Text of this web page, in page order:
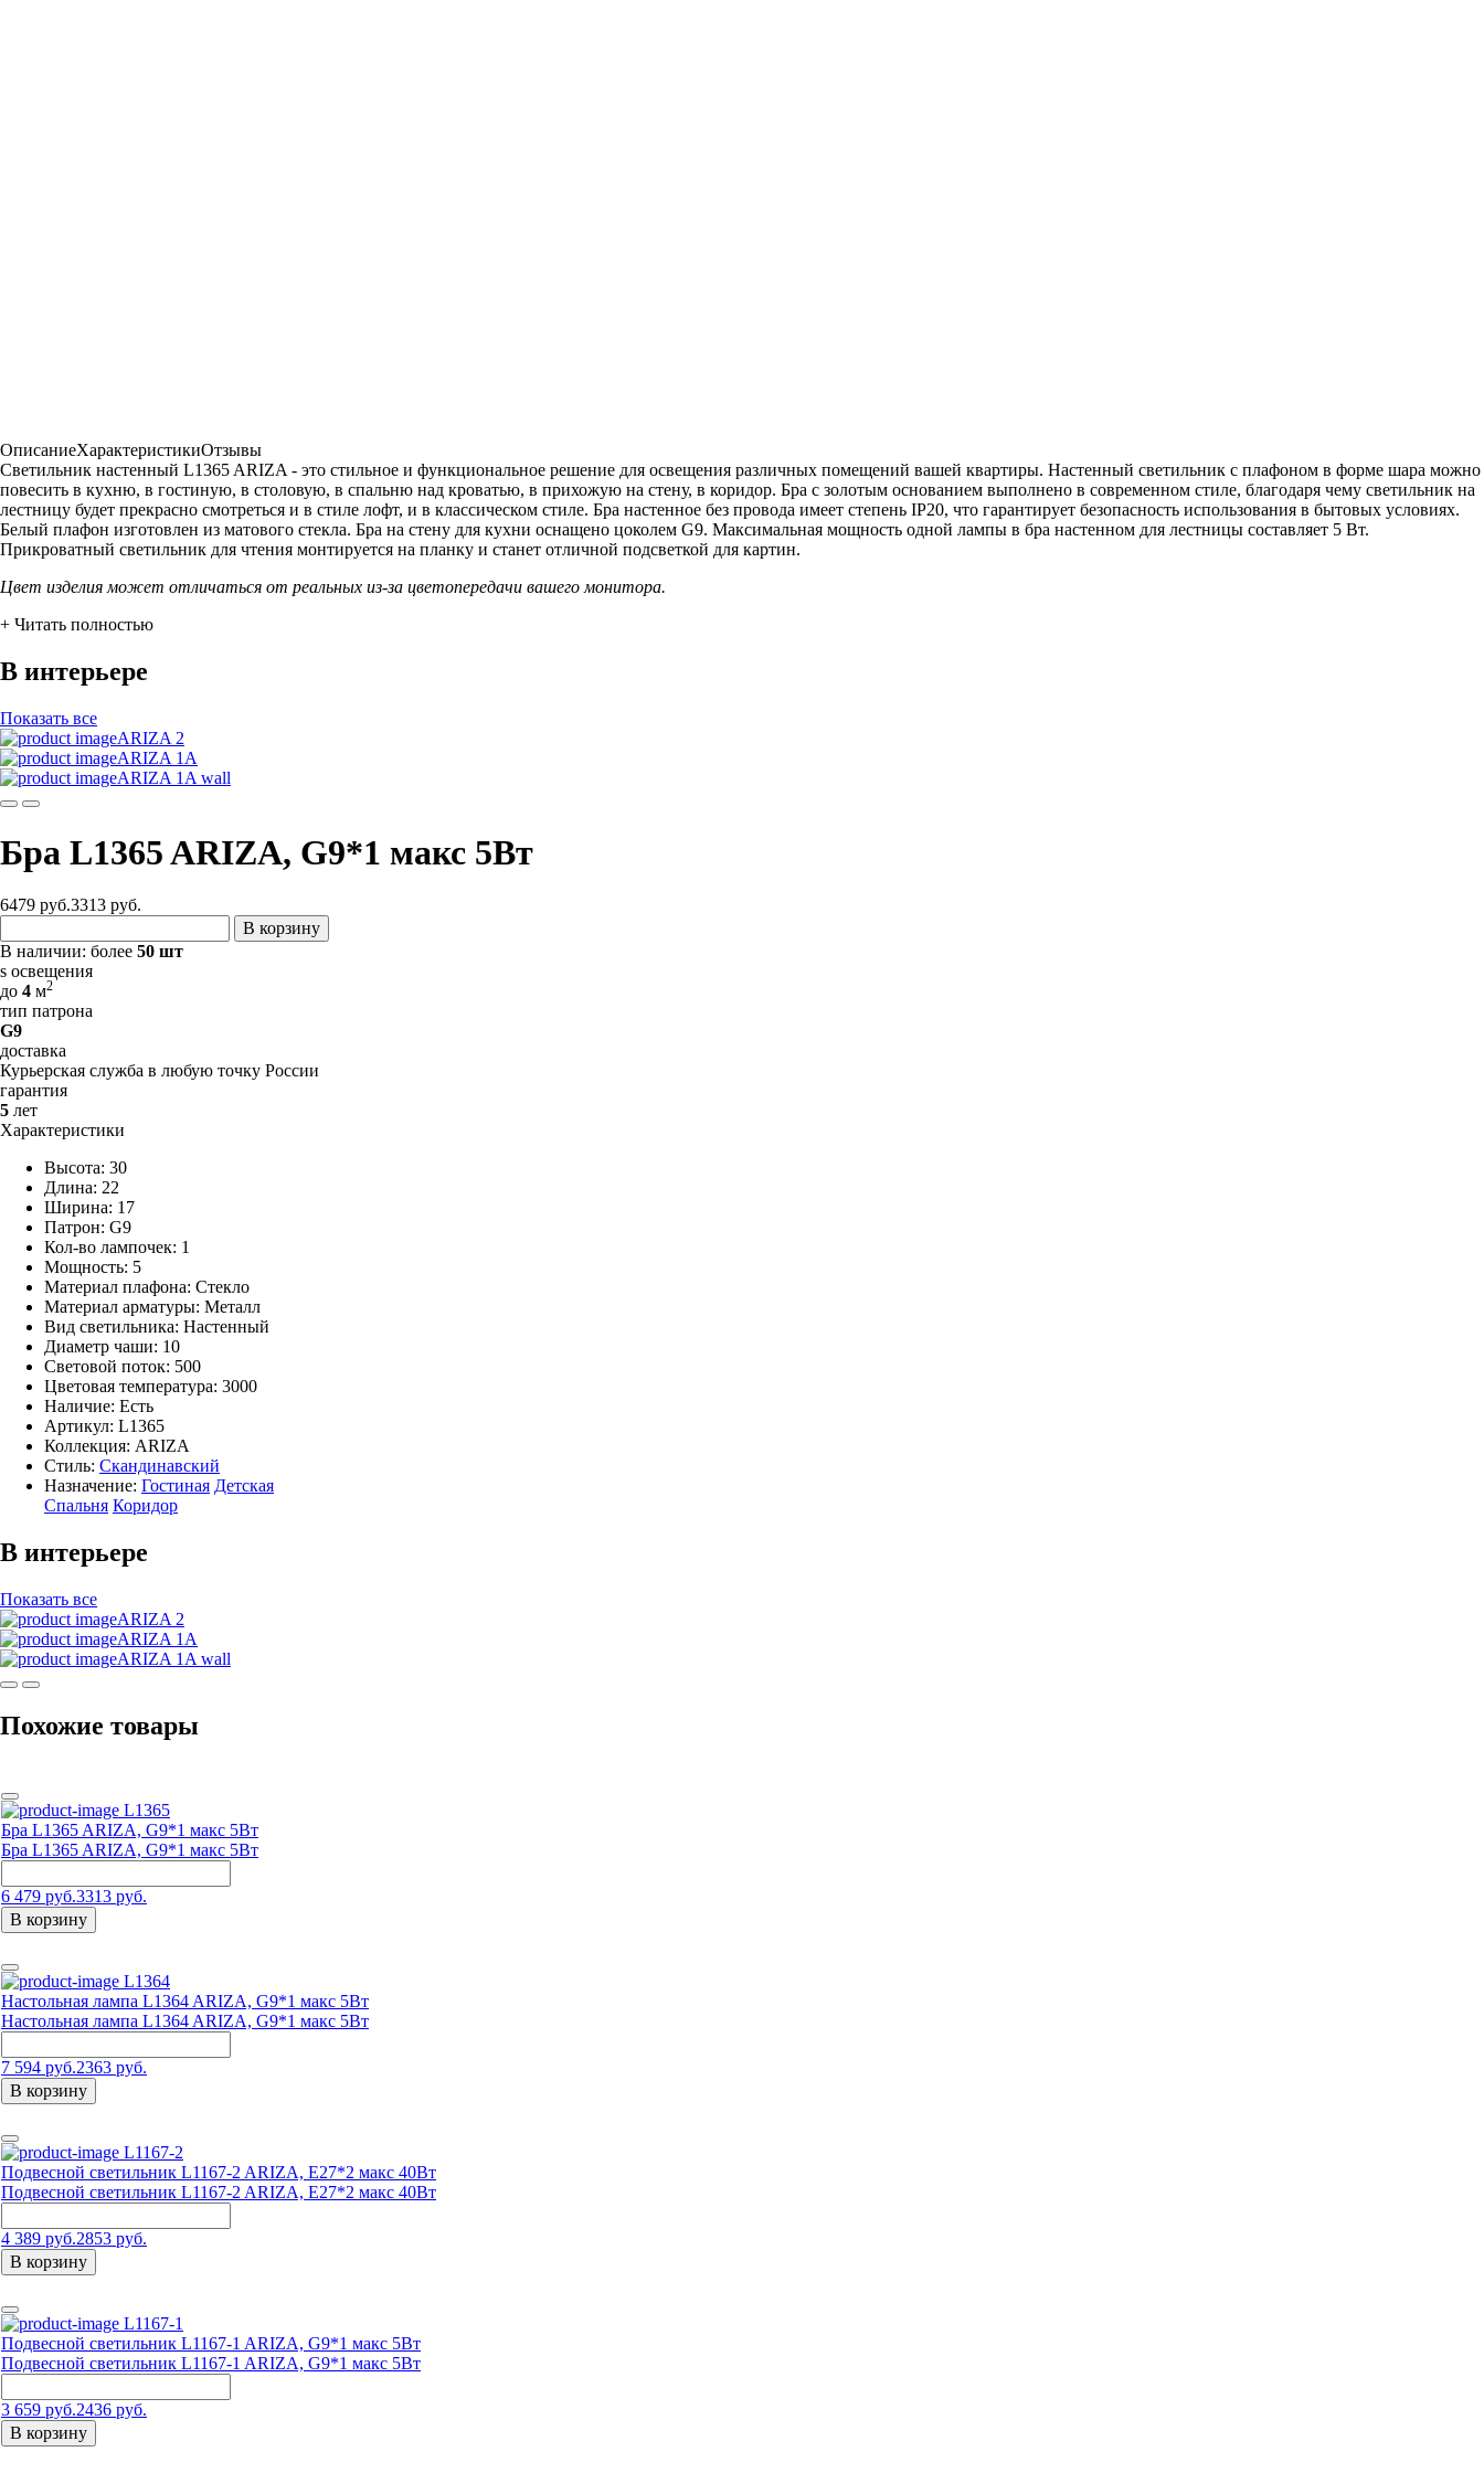
ОписаниеХарактеристикиОтзывы
Светильник настенный L1365 ARIZA - это стильное и функциональное решение для освещения различных помещений вашей квартиры. Настенный светильник с плафоном в форме шара можно
повесить в кухню, в гостиную, в столовую, в спальню над кроватью, в прихожую на стену, в коридор. Бра с золотым основанием выполнено в современном стиле, благодаря чему светильник на
лестницу будет прекрасно смотреться и в стиле лофт, и в классическом стиле. Бра настенное без провода имеет степень IP20, что гарантирует безопасность использования в бытовых условиях.
Белый плафон изготовлен из матового стекла. Бра на стену для кухни оснащено цоколем G9. Максимальная мощность одной лампы в бра настенном для лестницы составляет 5 Вт.
Прикроватный светильник для чтения монтируется на планку и станет отличной подсветкой для картин.
Цвет изделия может отличаться от реальных из-за цветопередачи вашего монитора.
+ Читать полностью
В интерьере
Показать все
ARIZA 2
ARIZA 1A
ARIZA 1A wall
Бра L1365 ARIZA, G9*1 макс 5Вт
6479 руб.3313 руб.
В корзину
В наличии: более 50 шт
s освещения
до 4 м2
тип патрона
G9
доставка
Курьерская служба в любую точку России
гарантия
5 лет
Характеристики
Высота: 30
Длина: 22
Ширина: 17
Патрон: G9
Кол-во лампочек: 1
Мощность: 5
Материал плафона: Стекло
Материал арматуры: Металл
Вид светильника: Настенный
Диаметр чаши: 10
Световой поток: 500
Цветовая температура: 3000
Наличие: Есть
Артикул: L1365
Коллекция: ARIZA
Стиль: Скандинавский
Назначение: Гостиная Детская
Спальня Коридор
В интерьере
Показать все
ARIZA 2
ARIZA 1A
ARIZA 1A wall
Похожие товары
L1365
Бра L1365 ARIZA, G9*1 макс 5Вт
Бра L1365 ARIZA, G9*1 макс 5Вт
6 479 руб.3313 руб.
В корзину
L1364
Настольная лампа L1364 ARIZA, G9*1 макс 5Вт
Настольная лампа L1364 ARIZA, G9*1 макс 5Вт
7 594 руб.2363 руб.
В корзину
L1167-2
Подвесной светильник L1167-2 ARIZA, Е27*2 макс 40Вт
Подвесной светильник L1167-2 ARIZA, Е27*2 макс 40Вт
4 389 руб.2853 руб.
В корзину
L1167-1
Подвесной светильник L1167-1 ARIZA, G9*1 макс 5Вт
Подвесной светильник L1167-1 ARIZA, G9*1 макс 5Вт
3 659 руб.2436 руб.
В корзину